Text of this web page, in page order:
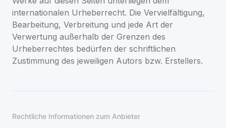
internationalen Urheberrecht. Die Vervielfältigung,
Bearbeitung, Verbreitung und jede Art der
Verwertung außerhalb der Grenzen des
Urheberrechtes bedürfen der schriftlichen
Zustimmung des jeweiligen Autors bzw. Erstellers.
Rechtliche Informationen zum Anbieter